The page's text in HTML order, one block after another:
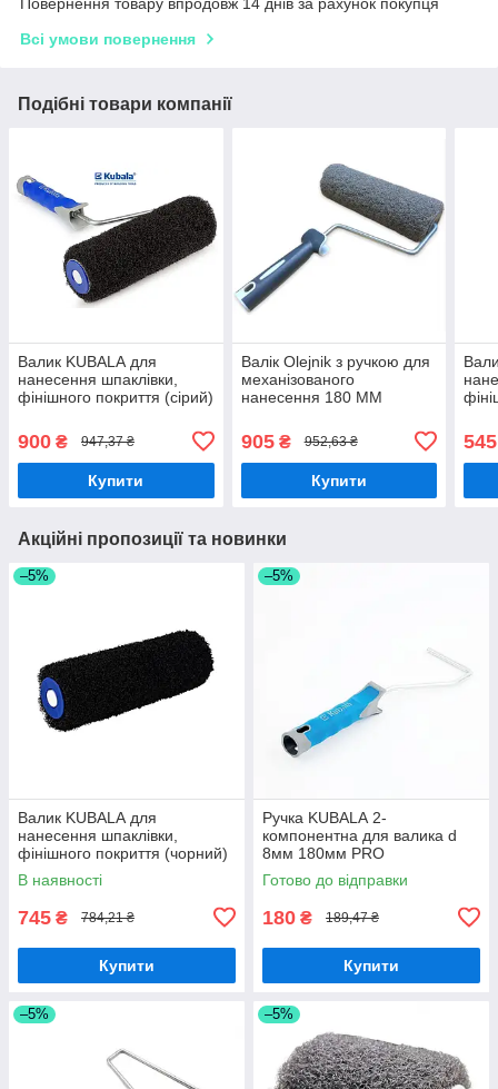
Повернення товару впродовж 14 днів за рахунок покупця
Всі умови повернення
Подібні товари компанії
Валик KUBALА для
нанесення шпаклівки,
фінішного покриття (сірий)
комплекті
900 ₴ 947,37 ₴
Купити
Валік Olejnik з ручкою для
механізованого
нанесення 180 ММ
905₴ 952,63 ₴
Купити
545
Акційні пропозиції та новинки
–5%
Валик KUBALА для
нанесення шпаклівки,
фінішного покриття (чорний)
висота ворсу 16 мм, ширина
230 мм. Ø8 мм
В наявності
745 ₴ 784,21 ₴
Купити
–5%
Ручка KUBALА 2-
компонентна для валика d
8мм 180мм PRO
Готово до відправки
180 ₴ 189,47 ₴
Купити
–5% –5%